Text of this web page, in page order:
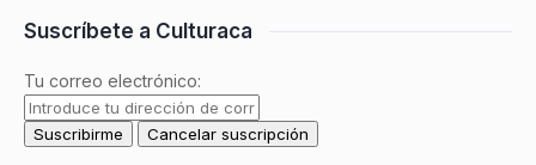
Suscríbete a Culturaca
Tu correo electrónico: